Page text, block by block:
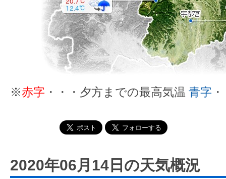
※赤字 ・・・夕方までの最高気温 青字
2020年06月14日の天気概況